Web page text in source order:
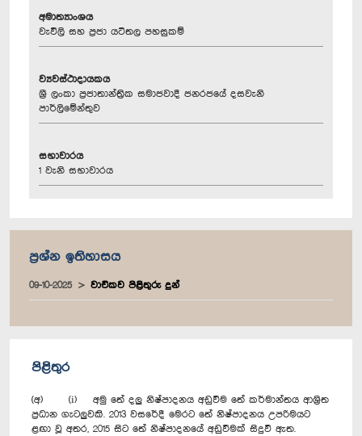
අමාත්‍යාංශය
වැවිලි සහ ප්‍රජා යටිතල පහසුකම්
ව්‍යවස්ථාදායකය
ශ්‍රී ලංකා ප්‍රජාතාන්ත්‍රික සමාජවාදී ජනරජයේ දසවැනි
පාර්ලිමේන්තුව
සභාවාරය
1 වැනි සභාවාරය
ප්‍රශ්න ඉතිහාසය
09-10-2025 වාචිකව පිළිතුරු දුන්
පිළිතුර
(අ) (i) අමු තේ දලු නිෂ්පාදනය අඩුවීම තේ කර්මාන්තය ආශ්‍රිත
ප්‍රධාන ගැටලුවකි. 2013 වසරේදී මෙරට තේ නිෂ්පාදනය උපරිමයට
ළඟා වූ අතර, 2015 සිට තේ නිෂ්පාදනයේ අඩුවීමක් සිදුවී ඇත.